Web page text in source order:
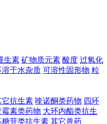
生素 矿物质元素 酸度 过氧化
溶于水杂质 可溶性固形物 粒
它抗生素 喹诺酮类药物 四环
霉素类药物 大环内酯类抗生
糖苷类抗生素 其它兽药